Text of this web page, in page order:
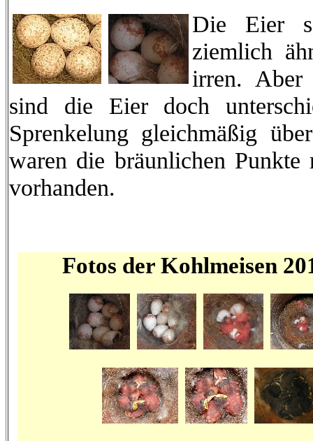
Die Eier
ziemlich
irren. Aber
sind die Eier doch
Sprenkelung gleichmäßig
waren die bräunlichen
vorhanden.
Fotos der Kohlmeisen